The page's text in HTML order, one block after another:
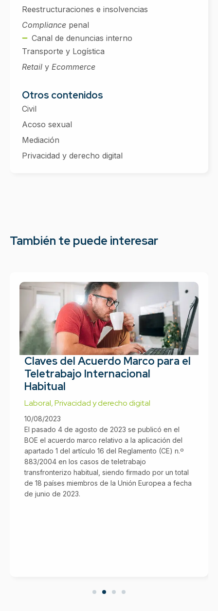
Reestructuraciones e insolvencias
Compliance penal
Canal de denuncias interno
Transporte y Logística
Retail y Ecommerce
Otros contenidos
Civil
Acoso sexual
Mediación
Privacidad y derecho digital
También te puede interesar
Claves del Acuerdo Marco para el
Teletrabajo Internacional
Habitual
Laboral,Privacidad y derecho digital
10/08/2023
El pasado 4 de agosto de 2023 se publicó en el
BOE el acuerdo marco relativo a la aplicación del
apartado 1 del artículo 16 del Reglamento (CE) n.º
883/2004 en los casos de teletrabajo
transfronterizo habitual, siendo firmado por un total
de 18 países miembros de la Unión Europea a fecha
de junio de 2023.